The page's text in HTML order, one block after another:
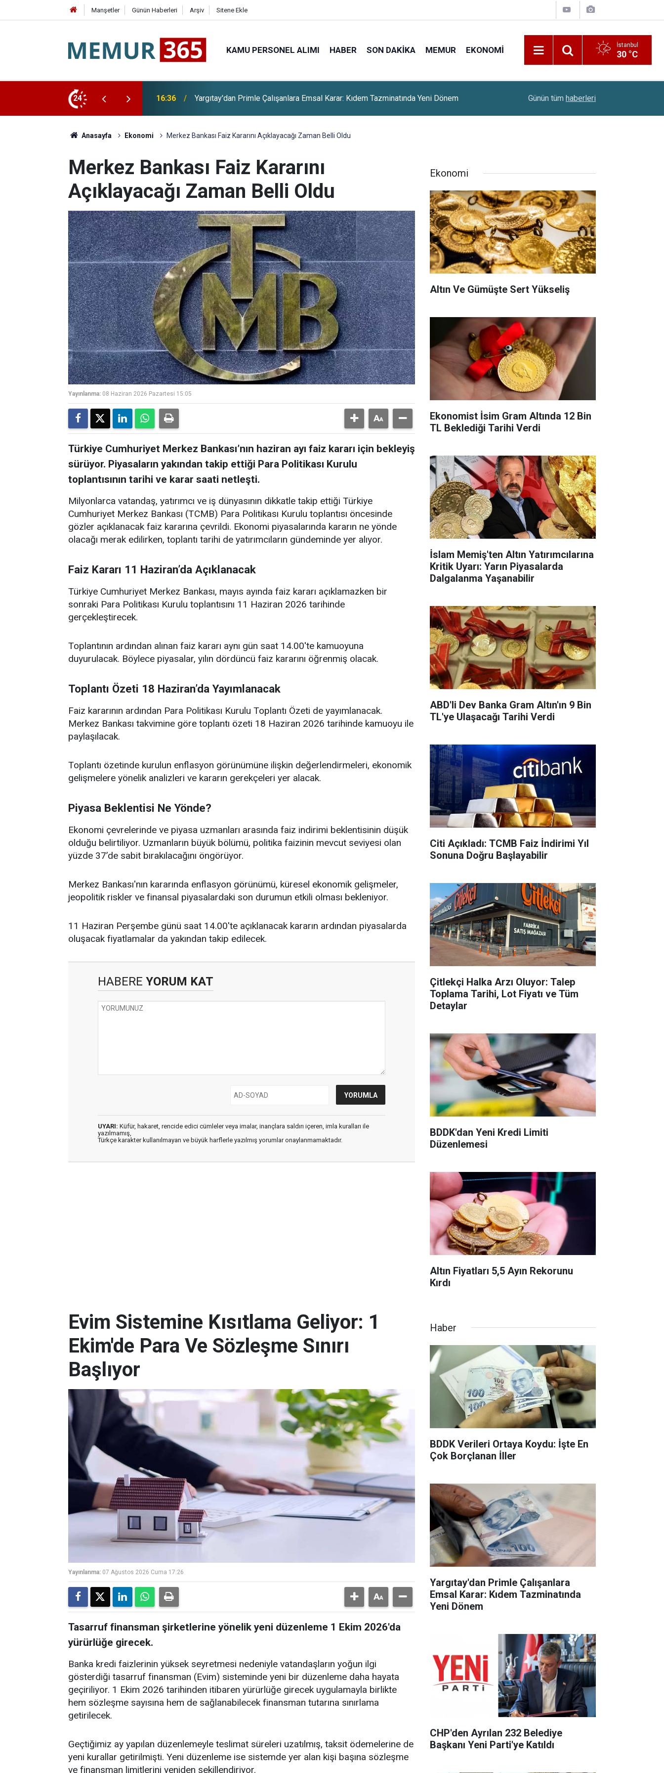
Manşetler Günün Haberleri Arşiv Sitene Ekle
KAMU PERSONEL ALIMI HABER SON DAKIKA MEMUR EKONOMI İstanbul
30 °C
24
Karar: Kıdem Tazminatında Yeni Dönem 16:10 Mercedes-Benz'ten Ağustos Ayına Özel Finansman Kampanyası Altın Ve Gümüşte Sert Yükseliş
Günün tüm haberleri
Anasayfa Ekonomi Merkez Bankası Faiz Kararını Açıklayacağı Zaman Belli Oldu
Merkez Bankası Faiz Kararını
Açıklayacağı Zaman Belli Oldu
Yayınlanma: 08 Haziran 2026 Pazartesi 15:05
Türkiye Cumhuriyet Merkez Bankası’nın haziran ayı faiz kararı için bekleyiş
sürüyor. Piyasaların yakından takip ettiği Para Politikası Kurulu
toplantısının tarihi ve karar saati netleşti.
Milyonlarca vatandaş, yatırımcı ve iş dünyasının dikkatle takip ettiği Türkiye
Cumhuriyet Merkez Bankası (TCMB) Para Politikası Kurulu toplantısı öncesinde
gözler açıklanacak faiz kararına çevrildi. Ekonomi piyasalarında kararın ne yönde
olacağı merak edilirken, toplantı tarihi de yatırımcıların gündeminde yer alıyor.
Faiz Kararı 11 Haziran’da Açıklanacak
Türkiye Cumhuriyet Merkez Bankası, mayıs ayında faiz kararı açıklamazken bir
sonraki Para Politikası Kurulu toplantısını 11 Haziran 2026 tarihinde
gerçekleştirecek.
Toplantının ardından alınan faiz kararı aynı gün saat 14.00'te kamuoyuna
duyurulacak. Böylece piyasalar, yılın dördüncü faiz kararını öğrenmiş olacak.
Toplantı Özeti 18 Haziran’da Yayımlanacak
Faiz kararının ardından Para Politikası Kurulu Toplantı Özeti de yayımlanacak.
Merkez Bankası takvimine göre toplantı özeti 18 Haziran 2026 tarihinde kamuoyu ile
paylaşılacak.
Toplantı özetinde kurulun enflasyon görünümüne ilişkin değerlendirmeleri, ekonomik
gelişmelere yönelik analizleri ve kararın gerekçeleri yer alacak.
Piyasa Beklentisi Ne Yönde?
Ekonomi çevrelerinde ve piyasa uzmanları arasında faiz indirimi beklentisinin düşük
olduğu belirtiliyor. Uzmanların büyük bölümü, politika faizinin mevcut seviyesi olan
yüzde 37’de sabit bırakılacağını öngörüyor.
Merkez Bankası'nın kararında enflasyon görünümü, küresel ekonomik gelişmeler,
jeopolitik riskler ve finansal piyasalardaki son durumun etkili olması bekleniyor.
11 Haziran Perşembe günü saat 14.00'te açıklanacak kararın ardından piyasalarda
oluşacak fiyatlamalar da yakından takip edilecek.
HABERE YORUM KAT
UYARI: Küfür, hakaret, rencide edici cümleler veya imalar, inançlara saldırı içeren, imla kuralları ile
yazılmamış,
Türkçe karakter kullanılmayan ve büyük harflerle yazılmış yorumlar onaylanmamaktadır.
Ekonomi
Altın Ve Gümüşte Sert Yükseliş
Ekonomist İsim Gram Altında 12 Bin
TL Beklediği Tarihi Verdi
İslam Memiş'ten Altın Yatırımcılarına
Kritik Uyarı: Yarın Piyasalarda
Dalgalanma Yaşanabilir
ABD'li Dev Banka Gram Altın'ın 9 Bin
TL'ye Ulaşacağı Tarihi Verdi
Citi Açıkladı: TCMB Faiz İndirimi Yıl
Sonuna Doğru Başlayabilir
Çitlekçi Halka Arzı Oluyor: Talep
Toplama Tarihi, Lot Fiyatı ve Tüm
Detaylar
BDDK'dan Yeni Kredi Limiti
Düzenlemesi
Altın Fiyatları 5,5 Ayın Rekorunu
Kırdı
Evim Sistemine Kısıtlama Geliyor: 1
Ekim'de Para Ve Sözleşme Sınırı
Başlıyor
Yayınlanma: 07 Ağustos 2026 Cuma 17:26
Tasarruf finansman şirketlerine yönelik yeni düzenleme 1 Ekim 2026'da
yürürlüğe girecek.
Banka kredi faizlerinin yüksek seyretmesi nedeniyle vatandaşların yoğun ilgi
gösterdiği tasarruf finansman (Evim) sisteminde yeni bir düzenleme daha hayata
geçiriliyor. 1 Ekim 2026 tarihinden itibaren yürürlüğe girecek uygulamayla birlikte
hem sözleşme sayısına hem de sağlanabilecek finansman tutarına sınırlama
getirilecek.
Geçtiğimiz ay yapılan düzenlemeyle teslimat süreleri uzatılmış, taksit ödemelerine de
yeni kurallar getirilmişti. Yeni düzenleme ise sistemde yer alan kişi başına sözleşme
ve finansman limitlerini yeniden şekillendiriyor.
Haber
BDDK Verileri Ortaya Koydu: İşte En
Çok Borçlanan İller
Yargıtay'dan Primle Çalışanlara
Emsal Karar: Kıdem Tazminatında
Yeni Dönem
CHP'den Ayrılan 232 Belediye
Başkanı Yeni Parti'ye Katıldı